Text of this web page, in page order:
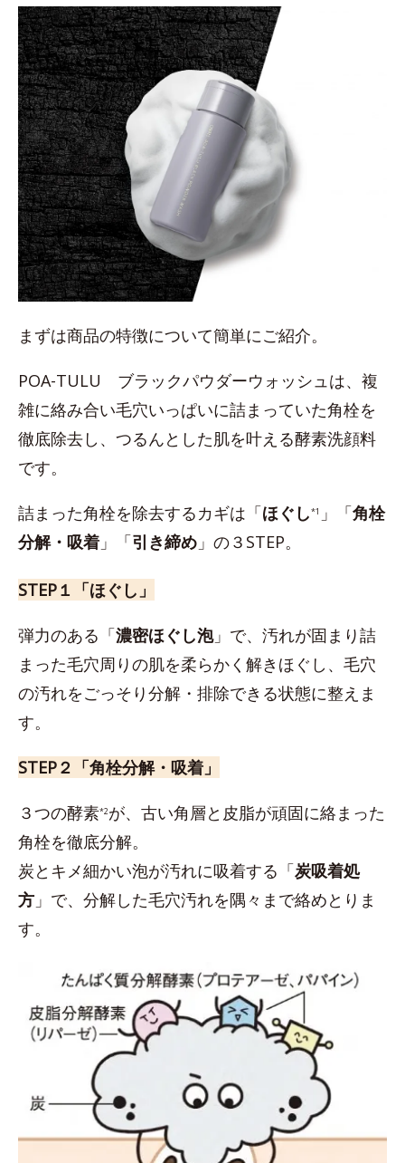
まずは商品の特徴について簡単にご紹介。
POA-TULU ブラックパウダーウォッシュは、複
雑に絡み合い毛穴いっぱいに詰まっていた角栓を
徹底除去し、つるんとした肌を叶える酵素洗顔料
です。
詰まった角栓を除去するカギは「ほぐし*1 」「角栓
分解・吸着 」「引き締め 」の３STEP。
STEP１「ほぐし」
弾力のある「濃密ほぐし泡」で、汚れが固まり詰
まった毛穴周りの肌を柔らかく解きほぐし、毛穴
の汚れをごっそり分解・排除できる状態に整えま
す。
STEP２「角栓分解・吸着」
３つの酵素*2が、古い角層と皮脂が頑固に絡まった
角栓を徹底分解。
炭とキメ細かい泡が汚れに吸着する「炭吸着処
方 」で、分解した毛穴汚れを隅々まで絡めとりま
す。